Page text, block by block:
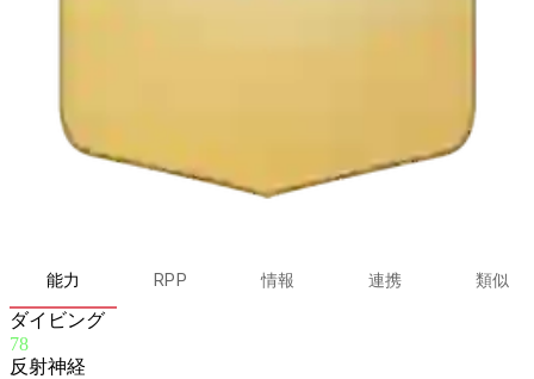
能力 RPP 情報 連携 類似
ダイビング
78
反射神経